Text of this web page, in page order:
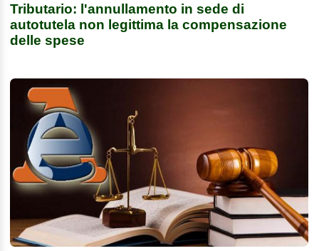
Tributario: l'annullamento in sede di
autotutela non legittima la compensazione
delle spese